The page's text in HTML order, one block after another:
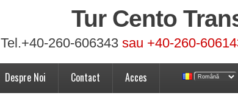
Tur Cento
Tel.+40-260-606343 sau +40-260-
Despre Noi Contact Acces